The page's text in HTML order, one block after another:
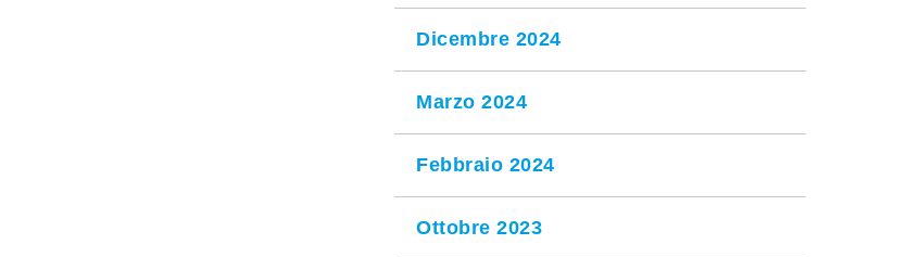
Dicembre 2024
Marzo 2024
Febbraio 2024
Ottobre 2023